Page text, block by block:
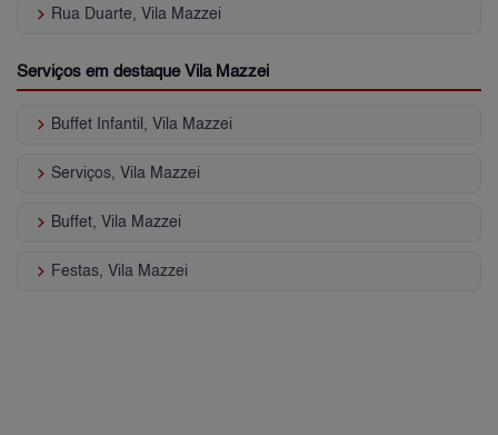
keyboard_arrow_right Rua Duarte, Vila Mazzei
Serviços em destaque Vila Mazzei
keyboard_arrow_right Buffet Infantil, Vila Mazzei
keyboard_arrow_right Serviços, Vila Mazzei
keyboard_arrow_right Buffet, Vila Mazzei
keyboard_arrow_right Festas, Vila Mazzei